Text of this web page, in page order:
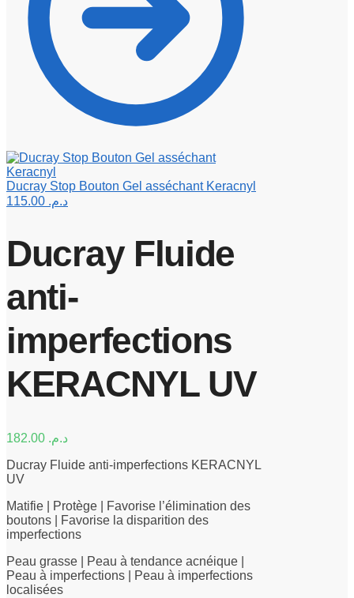
Ducray Stop Bouton Gel asséchant Keracnyl
د.م.
Ducray Fluide
anti-
imperfections
KERACNYL UV
د.م.
Ducray Fluide anti-imperfections KERACNYL
UV
Matifie | Protège | Favorise l’élimination des
boutons | Favorise la disparition des
imperfections
Peau grasse | Peau à tendance acnéique |
Peau à imperfections | Peau à imperfections
localisées